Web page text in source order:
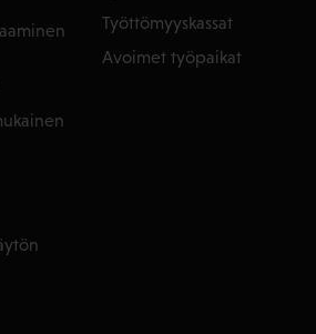
Työttömyyskassat
Avoimet työpaikat